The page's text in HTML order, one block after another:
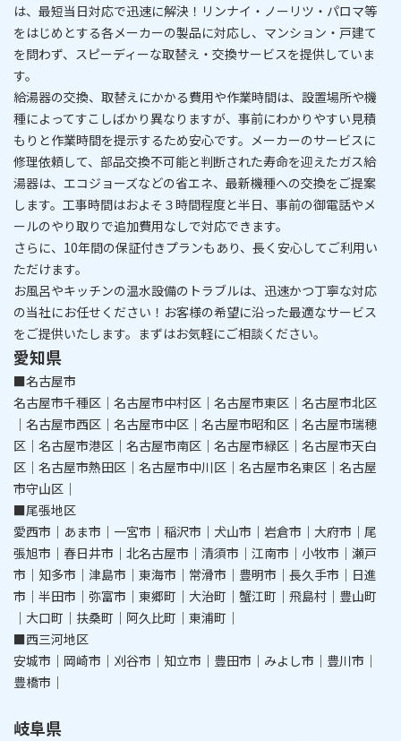
は、 最短当日対応で迅速に解決！リンナイ・ノーリツ・パロマ等
をはじめとする各メーカーの製品に対応し、マンション・戸建て
を問わず、 スピーディーな取替え・交換サービスを提供していま
す。
給湯器の交換、取替えにかかる費用や作業時間は、設置場所や機
種によってすこしばかり異なりますが、事前にわかりやすい見積
もりと作業時間を提示するため安心です。メーカーのサービスに
修理依頼して、部品交換不可能と判断された寿命を迎えたガス給
湯器は、エコジョーズなどの省エネ、最新機種への交換をご提案
します。工事時間はおよそ３時間程度と半日、事前の御電話やメ
ールのやり取りで追加費用なしで対応できます。
さらに、 10年間の保証付きプランもあり、長く安心してご利用い
ただけます。
​​​​​​​お風呂やキッチンの温水設備のトラブルは、迅速かつ丁寧な対応
の当社にお任せください！ お客様の希望に沿った最適なサービス
をご提供いたします。まずはお気軽にご相談ください。
愛知県
■名古屋市
名古屋市千種区｜名古屋市中村区｜名古屋市東区｜名古屋市北区
｜名古屋市西区｜名古屋市中区｜名古屋市昭和区｜名古屋市瑞穂
区｜名古屋市港区｜名古屋市南区｜名古屋市緑区｜名古屋市天白
区｜名古屋市熱田区｜名古屋市中川区｜名古屋市名東区｜名古屋
市守山区｜
■尾張地区
愛西市｜あま市｜一宮市｜稲沢市｜犬山市｜岩倉市｜大府市｜尾
張旭市｜春日井市｜北名古屋市｜清須市｜江南市｜小牧市｜瀬戸
市｜知多市｜津島市｜東海市｜常滑市｜豊明市｜長久手市｜日進
市｜半田市｜弥富市｜東郷町｜大治町｜蟹江町｜飛島村｜豊山町
｜大口町｜扶桑町｜阿久比町｜東浦町｜
■西三河地区
安城市｜岡崎市｜刈谷市｜知立市｜豊田市｜みよし市｜豊川市｜
豊橋市｜
岐阜県